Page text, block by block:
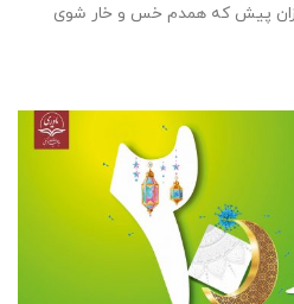
پیش که همدم خس و خار شوی